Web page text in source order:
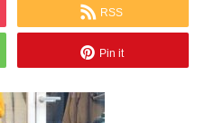
RSS
Pin it